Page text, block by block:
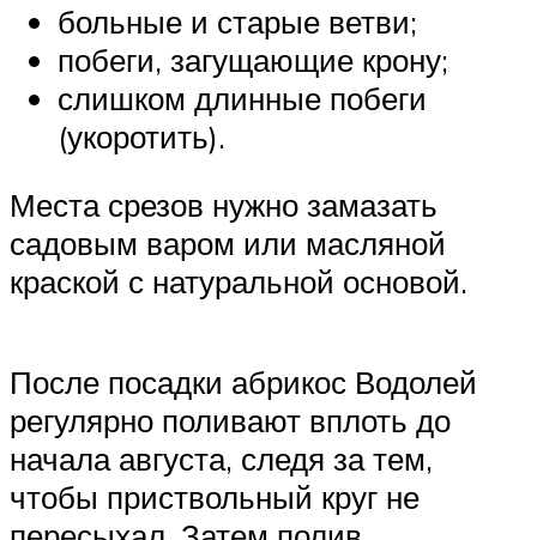
больные и старые ветви;
побеги, загущающие крону;
слишком длинные побеги
(укоротить).
Места срезов нужно замазать
садовым варом или масляной
краской с натуральной основой.
После посадки абрикос Водолей
регулярно поливают вплоть до
начала августа, следя за тем,
чтобы приствольный круг не